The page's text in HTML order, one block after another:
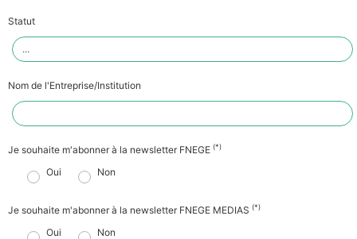
Statut
Nom de l'Entreprise/Institution
Je souhaite m'abonner à la newsletter FNEGE (*)
Oui Non
Je souhaite m'abonner à la newsletter FNEGE MEDIAS (*)
Oui Non